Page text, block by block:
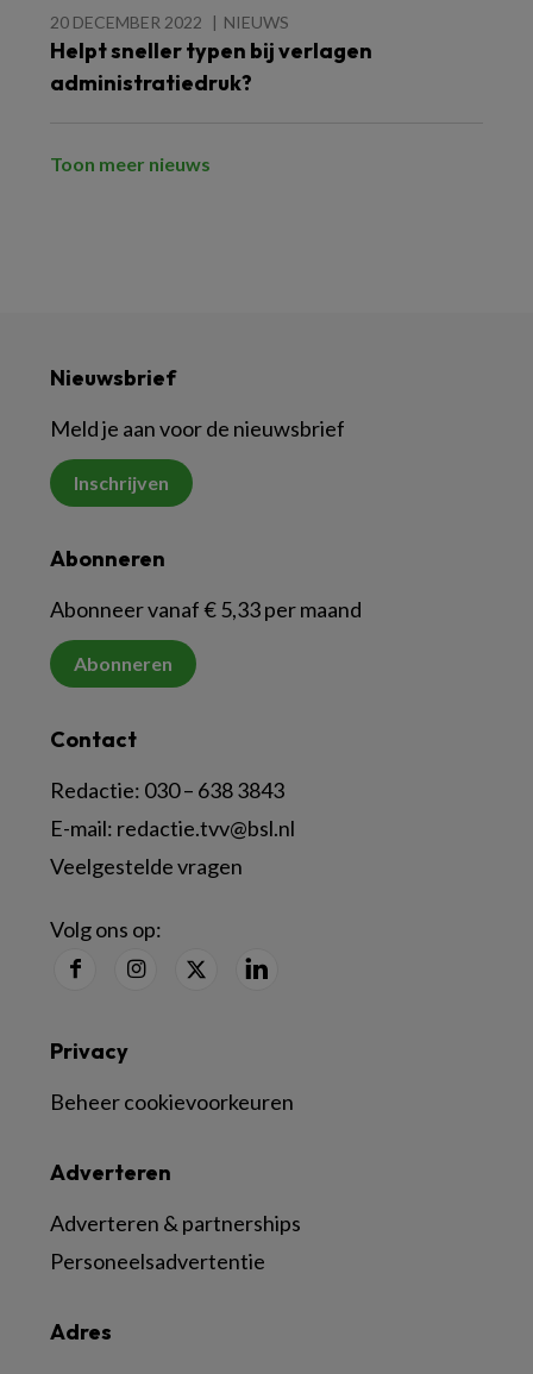
20 DECEMBER 2022 NIEUWS
Helpt sneller typen bij verlagen
administratiedruk?
Toon meer nieuws
Nieuwsbrief
Meld je aan voor de nieuwsbrief
Inschrijven
Abonneren
Abonneer vanaf € 5,33 per maand
Abonneren
Contact
Redactie: 030 – 638 3843
E-mail: redactie.tvv@bsl.nl
Veelgestelde vragen
Volg ons op:
Adres
Adverteren
Adverteren & partnerships
Personeelsadvertentie
Privacy
Beheer cookievoorkeuren